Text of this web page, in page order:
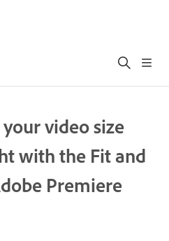
video size
with the Fit and
Premiere